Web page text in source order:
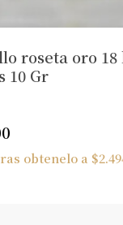
roseta oro 18
10 Gr
obtenelo a $